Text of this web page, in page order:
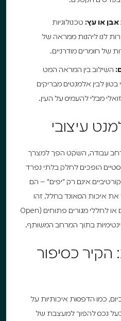
אבן או עץ: טכנולוגיות
לנו ליהנות ממראה של
של חומרים מודרניים.
השילוב בין המראה המט
לבין אלמנטים מבריקים
מבלי להעמיס על העין.
עיצובי
עבודה, השקט הפך למצרך
אקוסטיים הופכים לחלק בלתי נפרד
אינם רק "יפים" – הם
איכות הסאונד בחלל. זהו
פתרון אידיאלי למשרדים ביתיים או לחללי מגורים פתוחים (Open
כסיפור
כמו הדפסות איכותיות על
נכס להפוך למעצבת של